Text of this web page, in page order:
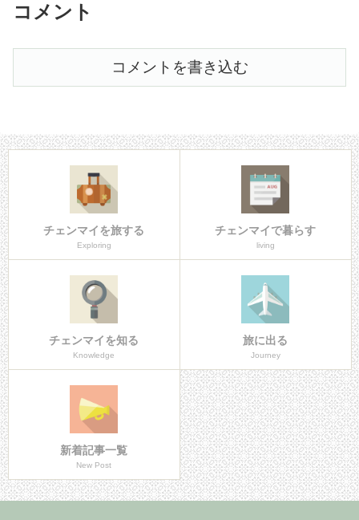
コメント
コメントを書き込む
チェンマイを旅する
Exploring
チェンマイで暮らす
living
チェンマイを知る
Knowledge
旅に出る
Journey
新着記事一覧
New Post